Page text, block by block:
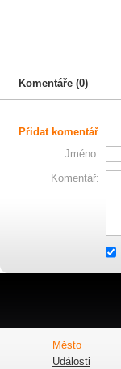
Komentáře (0)
Přidat komentář
Jméno:
Komentář:
Město
Události